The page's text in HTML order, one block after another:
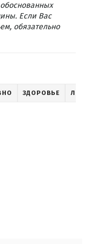
Если Вас
обязательно
ЗДОРОВЬЕ